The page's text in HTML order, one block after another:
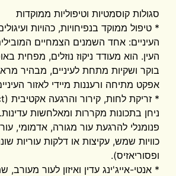
סגולות קוסמטיות וטיפוליות ממוקדות
* טיפול ממוקד בנפיחויות, כהויות
העיניים: אחד השמנים הצמחיים
העין. הוא מעודד ניקוז נוזלים, מפחית
בוקר ושקיות מתחת לעיניים, מבהיר
אפקט מתיחה ורעננות מיידי לאזור
ניחן בתכונות מקררות ומאלחשות
פנומנלי להרגעת עור מגורה, אדמומי,
כוויות שמש, עקיצות או דלקות עוריות
ופסוריאזיס).
* אנטי-אייג'ינג עדין ואיזון לעור מעורב,